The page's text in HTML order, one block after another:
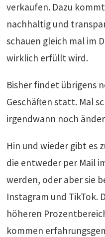
verkaufen. Dazu
nachhaltig und
schauen gleich mal im
wirklich erfüllt wird.
Bisher findet übrigens
Geschäften statt. Mal
irgendwann noch
Hin und wieder gibt es
die entweder per Mail
werden, oder aber sie
Instagram und TikTok.
höheren
kommen